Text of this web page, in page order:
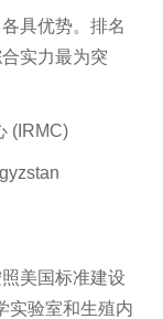
具优势。排名
实力最为突
(IRMC)
美国标准建设
实验室和生殖内